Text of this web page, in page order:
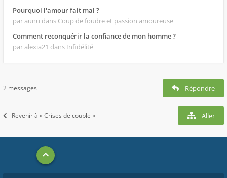
Pourquoi l'amour fait mal ?
par aunu dans Coup de foudre et passion amoureuse
Comment reconquérir la confiance de mon homme ?
par alexia21 dans Infidélité
2 messages Répondre
Revenir à « Crises de couple » Aller